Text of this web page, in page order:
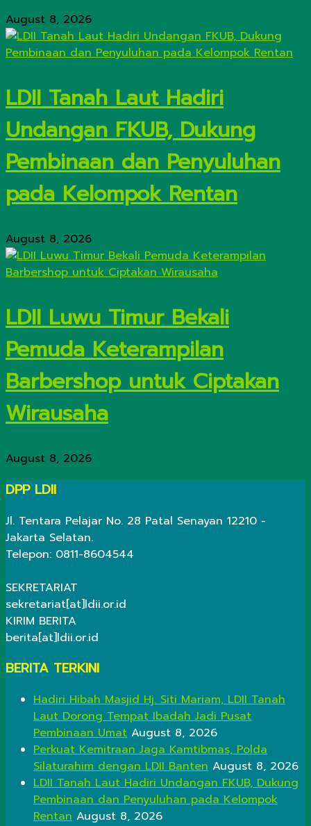
August 8, 2026
LDII Tanah Laut Hadiri
Undangan FKUB, Dukung
Pembinaan dan Penyuluhan
pada Kelompok Rentan
August 8, 2026
LDII Luwu Timur Bekali
Pemuda Keterampilan
Barbershop untuk Ciptakan
Wirausaha
August 8, 2026
DPP LDII
Jl. Tentara Pelajar No. 28 Patal Senayan 12210 -
Jakarta Selatan.
Telepon: 0811-8604544
SEKRETARIAT
sekretariat[at]ldii.or.id
KIRIM BERITA
berita[at]ldii.or.id
BERITA TERKINI
Hadiri Hibah Masjid Hj. Siti Mariam, LDII Tanah
Laut Dorong Tempat Ibadah Jadi Pusat
Pembinaan Umat August 8, 2026
Perkuat Kemitraan Jaga Kamtibmas, Polda
Silaturahim dengan LDII Banten August 8, 2026
LDII Tanah Laut Hadiri Undangan FKUB, Dukung
Pembinaan dan Penyuluhan pada Kelompok
Rentan August 8, 2026